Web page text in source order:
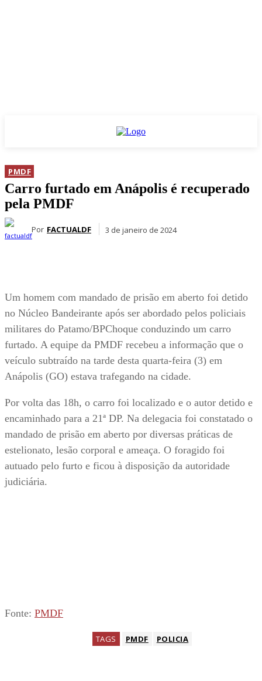
PMDF
Carro furtado em Anápolis é recuperado
pela PMDF
Por FACTUALDF 3 de janeiro de 2024
Um homem com mandado de prisão em aberto foi detido
no Núcleo Bandeirante após ser abordado pelos policiais
militares do Patamo/BPChoque conduzindo um carro
furtado. A equipe da PMDF recebeu a informação que o
veículo subtraído na tarde desta quarta-feira (3) em
Anápolis (GO) estava trafegando na cidade.
Por volta das 18h, o carro foi localizado e o autor detido e
encaminhado para a 21ª DP. Na delegacia foi constatado o
mandado de prisão em aberto por diversas práticas de
estelionato, lesão corporal e ameaça. O foragido foi
autuado pelo furto e ficou à disposição da autoridade
judiciária.
Fonte: PMDF
TAGS PMDF POLICIA